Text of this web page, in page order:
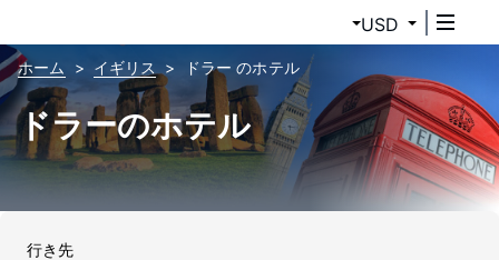
USD
ホーム イギリス ドラー のホテル
ドラーのホテル
行き先